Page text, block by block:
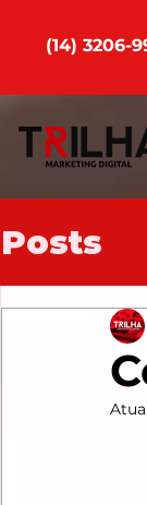
(14) 3206-
Posts